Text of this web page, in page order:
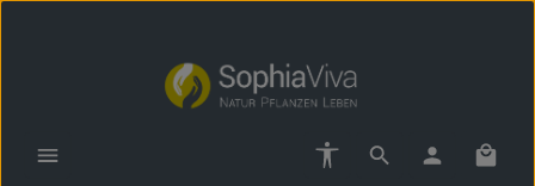
Zum Hauptinhalt springen
Werkzeugleiste anzeigen